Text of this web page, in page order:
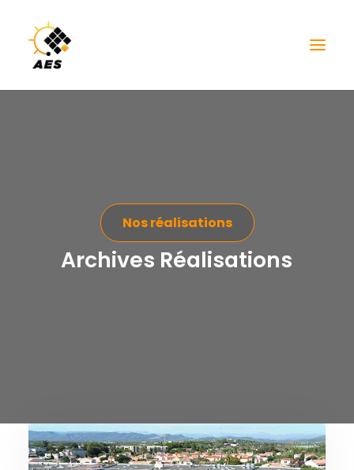
Nos réalisations
Archives Réalisations